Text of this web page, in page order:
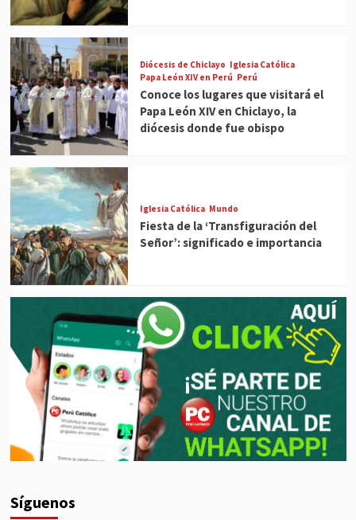
Diócesis de Chiclayo Iglesia Católica
Papa León XIV en Perú Perú
Conoce los lugares que visitará el
Papa León XIV en Chiclayo, la
diócesis donde fue obispo
Iglesia Católica Mundo
Fiesta de la ‘Transfiguración del
Señor’: significado e importancia
Síguenos